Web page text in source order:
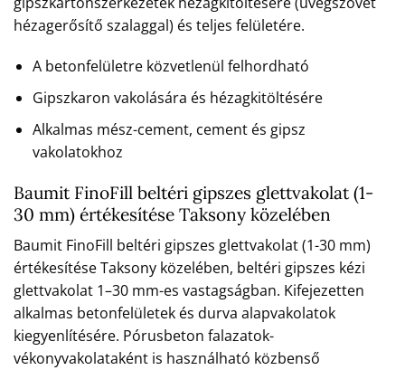
hézagerősítő szalaggal) és teljes felületére.
A betonfelületre közvetlenül felhordható
Gipszkaron vakolására és hézagkitöltésére
Alkalmas mész-cement, cement és gipsz
vakolatokhoz
Baumit FinoFill beltéri gipszes glettvakolat (1-
30 mm) értékesítése Taksony közelében
Baumit FinoFill beltéri gipszes glettvakolat (1-30 mm)
értékesítése Taksony közelében, beltéri gipszes kézi
glettvakolat 1–30 mm-es vastagságban. Kifejezetten
alkalmas betonfelületek és durva alapvakolatok
kiegyenlítésére. Pórusbeton falazatok-
vékonyvakolataként is használható közbenső